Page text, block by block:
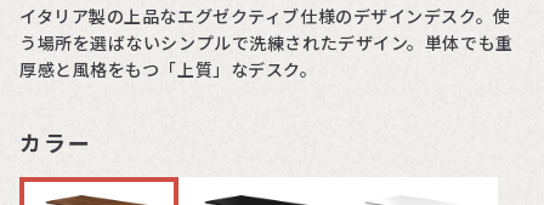
イタリア製の上品なエグゼクティブ仕様のデザインデスク。使
う場所を選ばないシンプルで洗練されたデザイン。単体でも重
厚感と風格をもつ「上質」なデスク。
カラー